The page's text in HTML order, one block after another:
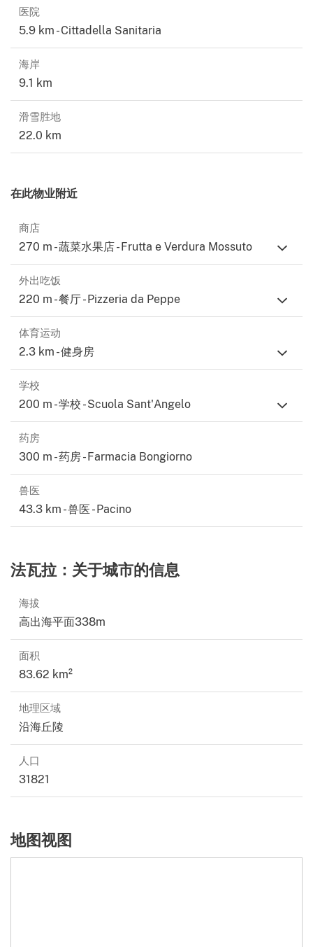
医院
5.9 km - Cittadella Sanitaria
海岸
9.1 km
滑雪胜地
22.0 km
在此物业附近
商店
270 m - 蔬菜水果店 - Frutta e Verdura Mossuto
外出吃饭
220 m - 餐厅 - Pizzeria da Peppe
体育运动
2.3 km - 健身房
学校
200 m - 学校 - Scuola Sant'Angelo
药房
300 m - 药房 - Farmacia Bongiorno
兽医
43.3 km - 兽医 - Pacino
法瓦拉：关于城市的信息
海拔
高出海平面338m
面积
83.62 km²
地理区域
沿海丘陵
人口
31821
地图视图